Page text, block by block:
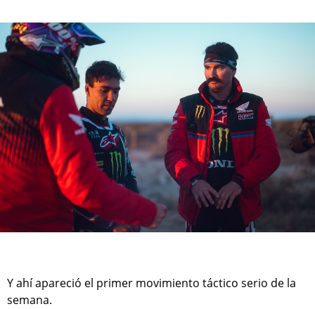
Y ahí apareció el primer movimiento táctico serio de la
semana.